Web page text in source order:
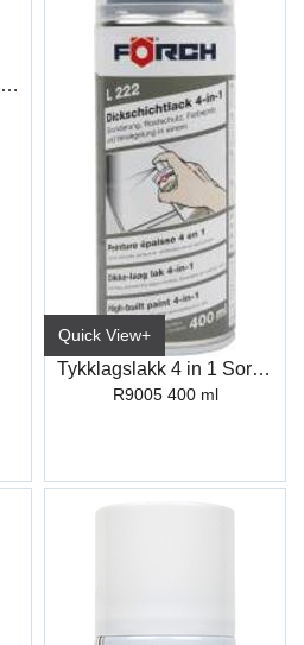
6kt Skrue DIN 933 Elzn hel.gj
Quick View+
Tykklagslakk 4 in 1 Sort L222
R9005 400 ml